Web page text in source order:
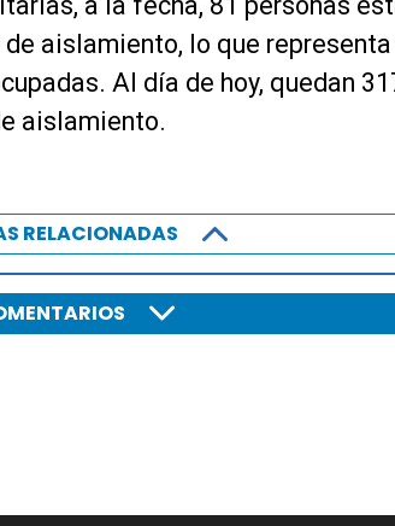
aislamiento, lo que representa
Al día de hoy, quedan
aislamiento.
RELACIONADAS